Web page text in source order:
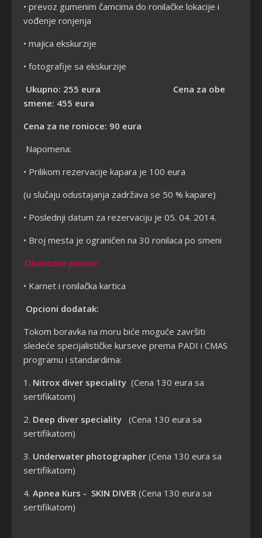
• prevoz gumenim čamcima do ronilačke lokacije i
vođenje ronjenja
• majica ekskurzije
• fotografije sa ekskurzije
Ukupno: 255 eura Cena za obe
smene: 455 eura
Cena za ne ronioce: 90 eura
Napomena:
• Prilikom rezervacije kapara je 100 eura
(u slučaju odustajanja zadržava se 50 % kapare)
• Poslednji datum za rezervaciju je 05. 04. 2014.
• Broj mesta je ograničen na 30 ronilaca po smeni
Obavezno poneti:
• Karnet i ronilačka kartica
Opcioni dodatak:
Tokom boravka na moru biće moguće završiti
sledeće specijalističke kurseve prema PADI i CMAS
programu i standardima:
1. Nitrox diver speciality (Cena 130 eura sa
sertifikatom)
2. Deep diver speciality (Cena 130 eura sa
sertifikatom)
3. Underwater photographer (Cena 130 eura sa
sertifikatom)
4. Apnea Kurs - SKIN DIVER (Cena 130 eura sa
sertifikatom)